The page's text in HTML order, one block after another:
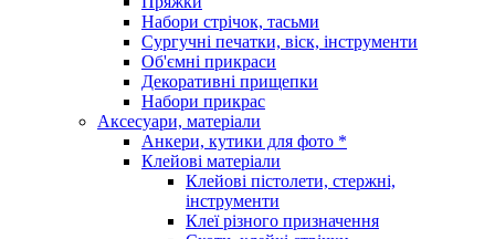
Набори стрічок, тасьми
Сургучні печатки, віск, інструменти
Об'ємні прикраси
Декоративні прищепки
Набори прикрас
Аксесуари, матеріали
Анкери, кутики для фото *
Клейові матеріали
Клейові пістолети, стержні,
інструменти
Клеї різного призначення